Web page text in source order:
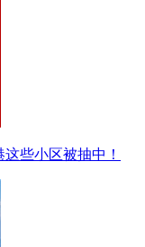
些小区被抽中！